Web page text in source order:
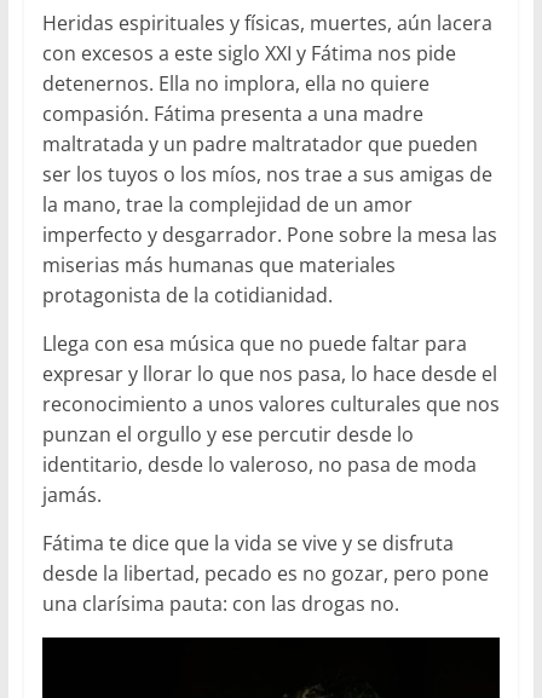
Heridas espirituales y físicas, muertes, aún lacera
con excesos a este siglo XXI y Fátima nos pide
detenernos. Ella no implora, ella no quiere
compasión. Fátima presenta a una madre
maltratada y un padre maltratador que pueden
ser los tuyos o los míos, nos trae a sus amigas de
la mano, trae la complejidad de un amor
imperfecto y desgarrador. Pone sobre la mesa las
miserias más humanas que materiales
protagonista de la cotidianidad.
Llega con esa música que no puede faltar para
expresar y llorar lo que nos pasa, lo hace desde el
reconocimiento a unos valores culturales que nos
punzan el orgullo y ese percutir desde lo
identitario, desde lo valeroso, no pasa de moda
jamás.
Fátima te dice que la vida se vive y se disfruta
desde la libertad, pecado es no gozar, pero pone
una clarísima pauta: con las drogas no.